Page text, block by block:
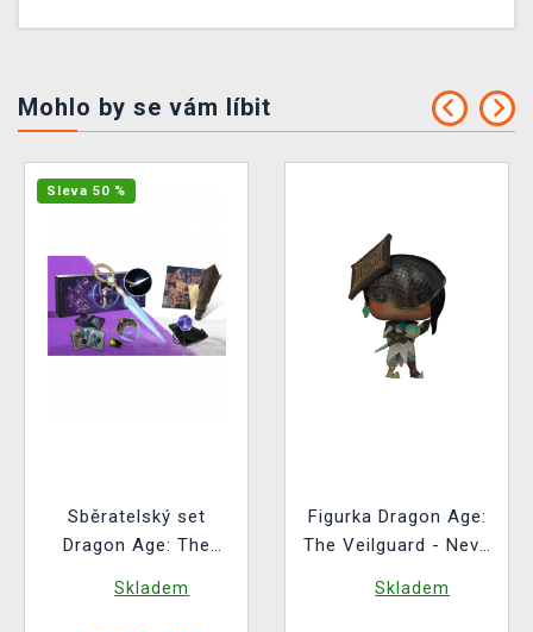
Mohlo by se vám líbit
Sleva 50 %
Sběratelský set
Dragon Age: The
Coffer
Skladem
Figurka Dragon Age:
The Veilguard - Neve
Games 1184)
Skladem